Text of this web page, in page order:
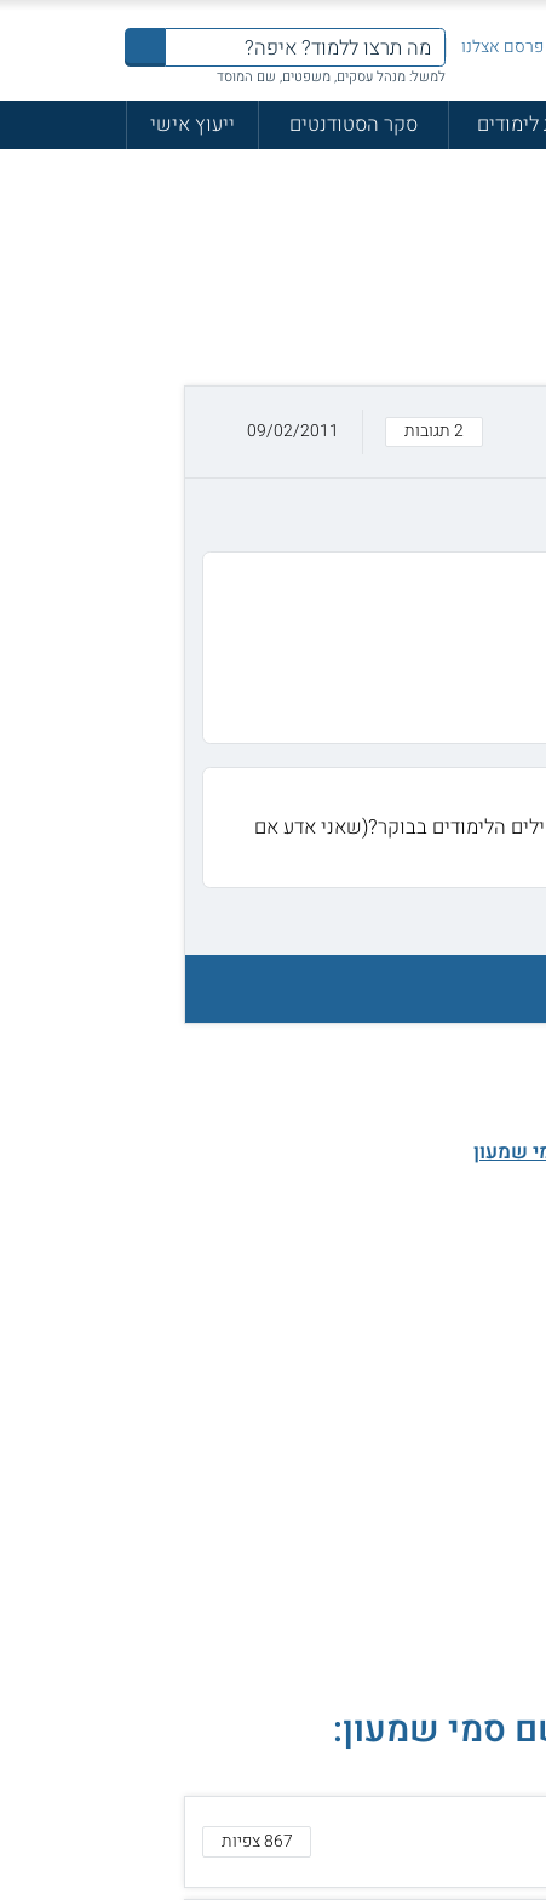
פרסם אצלנו
למשל: מנהל עסקים, משפטים, שם המוסד
סקר הסטודנטים ייעוץ אישי
2 תגובות 09/02/2011
הלימודים בבוקר?(שאני אדע אם
867 צפיות